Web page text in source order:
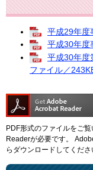
平成29年
平成30年
平成30年
ファイル／
PDF形式のファイルをご
Readerが必要です。
らダウンロードしてくださ